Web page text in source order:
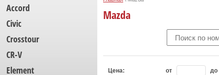
Accord
Civic
Crosstour
CR-V
Element
Mazda
Цена: от до